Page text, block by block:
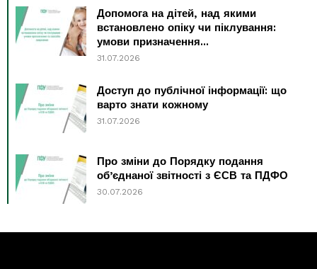
Допомога на дітей, над якими
встановлено опіку чи піклування:
умови призначення...
31.07.2026
Доступ до публічної інформації: що
варто знати кожному
31.07.2026
Про зміни до Порядку подання
об’єднаної звітності з ЄСВ та ПДФО
30.07.2026